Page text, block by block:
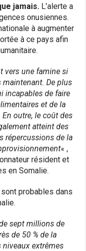
jamais. L’alerte a
onusiennes.
à augmenter
à ce pays afin
vers une famine si
maintenant. De plus
incapables de faire
et de la
outre, le coût des
atteint des
répercussions de la
« ,
résident et
en Somalie.
probables dans
sept millions de
de 50 % de la
extrêmes